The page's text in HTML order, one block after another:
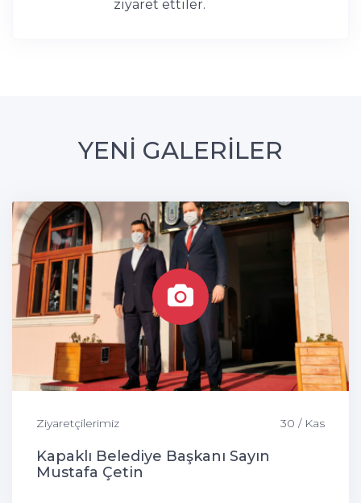
ziyaret ettiler.
YENİ GALERİLER
Ziyaretçilerimiz 30 / Kas
Kapaklı Belediye Başkanı Sayın
Mustafa Çetin